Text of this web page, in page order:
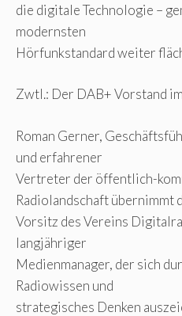
die digitale Technologie –
modernsten
Hörfunkstandard weiter
Zwtl.: Der DAB+ Vorstand
Roman Gerner,
und erfahrener
Vertreter der öffentlich-
Radiolandschaft übernimmt
Vorsitz des Vereins
langjähriger
Medienmanager, der sich
Radiowissen und
strategisches Denken